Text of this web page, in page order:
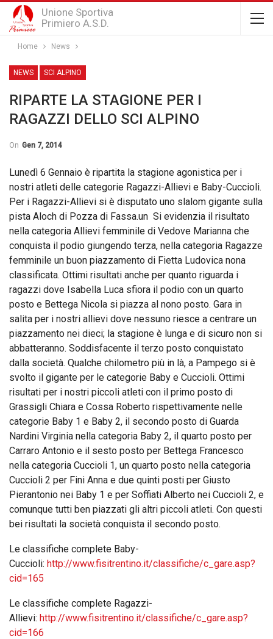
Unione Sportiva
Primiero A.S.D.
Home News
NEWS SCI ALPINO
RIPARTE LA STAGIONE PER I
RAGAZZI DELLO SCI ALPINO
On Gen 7, 2014
Lunedì 6 Gennaio è ripartita la stagione agonistica per i
nostri atleti delle categorie Ragazzi-Allievi e Baby-Cuccioli.
Per i Ragazzi-Allievi si è disputato uno slalom gigante sulla
pista Aloch di Pozza di Fassa.un Si evidenzia il risultato
nella categoria Allievi femminile di Vedove Marianna che
conquista il podio giungendo terza, nella categoria Ragazze
femminile un buon piazzamento di Fietta Ludovica nona
classificata. Ottimi risultati anche per quanto riguarda i
ragazzi dove Isabella Luca sfiora il podio con un quarto
posto e Bettega Nicola si piazza al nono posto. Gara in
salita per i nostri allievi dove nessuno riesce a centrare un
piazzamento nei dieci; la stagione è lunga e di sicuro non si
abbatteranno. Soddisfacente il terzo posto conquistato
dalla società. Qualche chilometro più in là, a Pampego si è
svolto il gigante per le categorie Baby e Cuccioli. Ottimi
risultati per i nostri piccoli atleti con il primo posto di
Grassigli Chiara e Cossa Roberto rispettivamente nelle
categorie Baby 1 e Baby 2, il secondo posto di Guarda
Nardini Virginia nella categoria Baby 2, il quarto posto per
Carraro Antonio e il sesto posto per Bettega Francesco
nella categoria Cuccioli 1, un quarto posto nella categoria
Cuccioli 2 per Fini Anna e due quinti posti per Giusto
Pierantonio nei Baby 1 e per Soffiati Alberto nei Cuccioli 2, e
comunque tutti ben piazzati gli altri piccoli atleti. Con questi
bei risultati la società conquista il secondo posto.
Le classifiche complete Baby-
Cuccioli: http://www.fisitrentino.it/classifiche/c_gare.asp?
cid=165
Le classifiche complete Ragazzi-
Allievi: http://www.fisitrentino.it/classifiche/c_gare.asp?
cid=166